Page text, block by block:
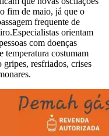
fim de maio, já que o
frequente de
orientam
com doenças
temperatura costumam
resfriados, crises